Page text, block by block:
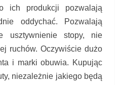
ich produkcji pozwalają
oddychać. Pozwalają
usztywnienie stopy, nie
ruchów. Oczywiście dużo
i marki obuwia. Kupując
niezależnie jakiego będą